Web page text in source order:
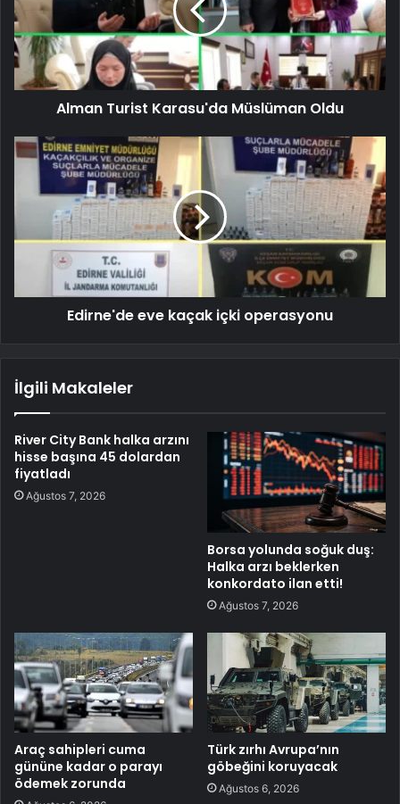
Alman Turist Karasu'da Müslüman Oldu
Edirne'de eve kaçak içki operasyonu
İlgili Makaleler
River City Bank halka arzını
hisse başına 45 dolardan
fiyatladı
Ağustos 7, 2026
Borsa yolunda soğuk duş:
Halka arzı beklerken
konkordato ilan etti!
Ağustos 7, 2026
Araç sahipleri cuma
gününe kadar o parayı
ödemek zorunda
Türk zırhı Avrupa’nın
göbeğini koruyacak
Ağustos 6, 2026